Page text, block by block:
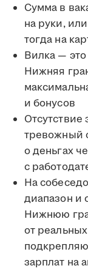
Сумма в
на руки,
тогда на
Вилка —
Нижняя
и бонусов
Отсутствие
тревожный
о деньгах
с
На
диапазон и
Нижнюю
от
зарплат на